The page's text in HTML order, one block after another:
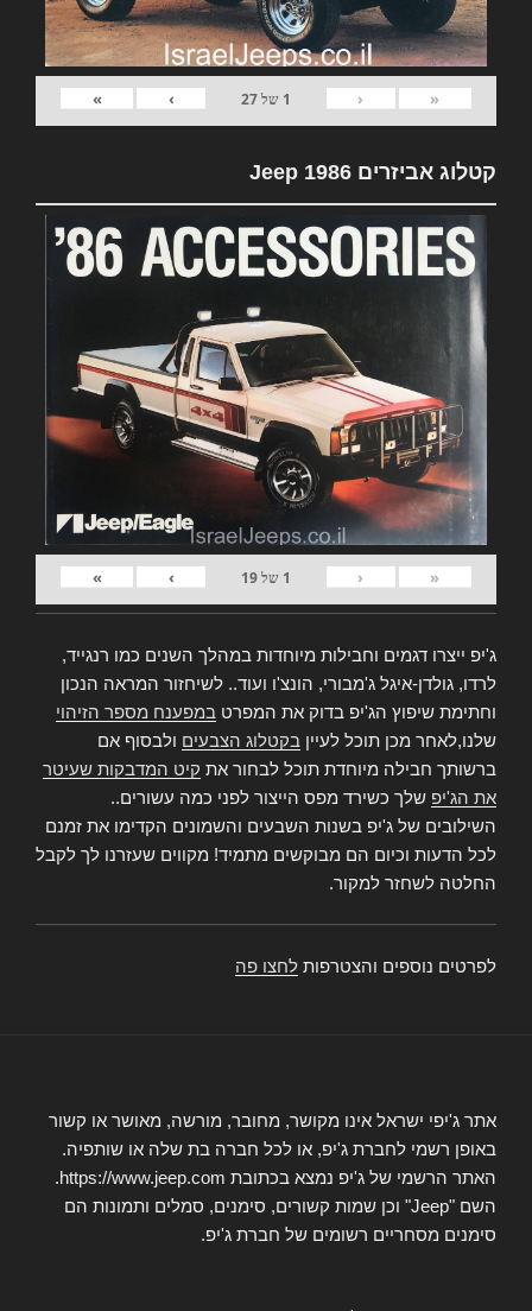
«
‹
1 של27
›
»
קטלוג אביזרים Jeep 1986
«
‹
1 של19
›
»
ג'יפ ייצרו דגמים וחבילות מיוחדות במהלך השנים כמו רנגייד,
לרדו, גולדן-איגל ג'מבורי, הונצ'ו ועוד.. לשיחזור המראה הנכון
וחתימת שיפוץ הג'יפ בדוק את המפרט במפענח מספר הזיהוי
שלנו,לאחר מכן תוכל לעיין בקטלוג הצבעים ולבסוף אם
ברשותך חבילה מיוחדת תוכל לבחור את קיט המדבקות שעיטר
את הג'יפ שלך כשירד מפס הייצור לפני כמה עשורים..
השילובים של ג'יפ בשנות השבעים והשמונים הקדימו את זמנם
לכל הדעות וכיום הם מבוקשים מתמיד! מקווים שעזרנו לך לקבל
החלטה לשחזר למקור.
לפרטים נוספים והצטרפות לחצו פה
אתר ג'יפי ישראל אינו מקושר, מחובר, מורשה, מאושר או קשור
באופן רשמי לחברת ג'יפ, או לכל חברה בת שלה או שותפיה.
האתר הרשמי של ג'יפ נמצא בכתובת https://www.jeep.com.
השם "Jeep" וכן שמות קשורים, סימנים, סמלים ותמונות הם
סימנים מסחריים רשומים של חברת ג'יפ.